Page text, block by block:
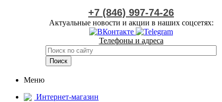
+7 (846) 997-74-26
Актуальные новости и акции в наших соцсетях:
Телефоны и адреса
Меню
Интернет-магазин